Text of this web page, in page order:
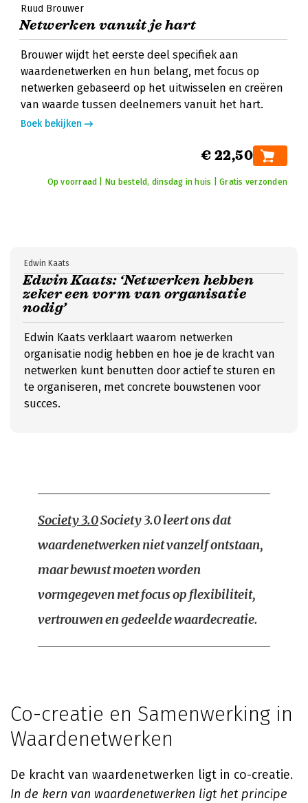
Ruud Brouwer
Netwerken vanuit je hart
Brouwer wijdt het eerste deel specifiek aan
waardenetwerken en hun belang, met focus op
netwerken gebaseerd op het uitwisselen en creëren
van waarde tussen deelnemers vanuit het hart.
Boek bekijken
€ 22,50
Op voorraad | Nu besteld, dinsdag in huis | Gratis verzonden
Edwin Kaats: ‘Netwerken hebben
zeker een vorm van organisatie
nodig’
Edwin Kaats
Edwin Kaats verklaart waarom netwerken
organisatie nodig hebben en hoe je de kracht van
netwerken kunt benutten door actief te sturen en
te organiseren, met concrete bouwstenen voor
succes.
Society 3.0Society 3.0 leert ons dat
waardenetwerken niet vanzelf ontstaan,
maar bewust moeten worden
vormgegeven met focus op flexibiliteit,
vertrouwen en gedeelde waardecreatie.
Co-creatie en Samenwerking in
Waardenetwerken
De kracht van waardenetwerken ligt in co-creatie.
In de kern van waardenetwerken ligt het principe